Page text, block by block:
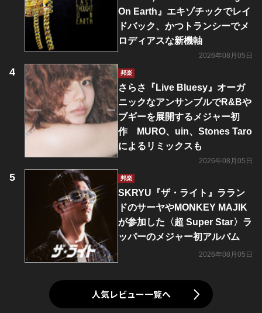
On Earth』エキゾチックでレイ
ドバック、かつトランシーでメ
ロディアスな新機軸
2026年08月05日
邦楽
さらさ『Live Bluesy』オーガ
ニックなアンサンブルでR&Bや
ブギーを展開するメジャー初
作 MURO、uin、Stones Taro
によるリミックスも
2026年08月05日
邦楽
SKRYU『ザ・ライト』ララン
ドのサーヤやMONKEY MAJIK
が参加した〈超 Super Star〉ラ
ッパーのメジャー初アルバム
2026年08月05日
人気レビュー一覧へ